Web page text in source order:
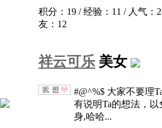
积分：19 / 经验：11 / 人气：
友：12
祥云可乐 美女
#@^%$ 大家不要理
有说明Ta的想法，以
身,哈哈...